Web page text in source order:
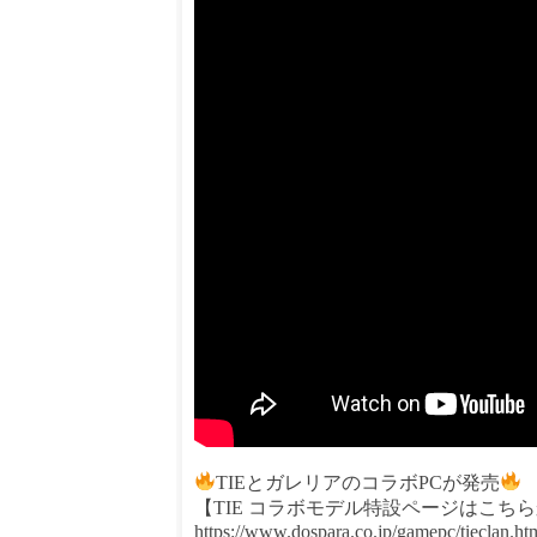
TIEとガレリアのコラボPCが発売
【TIE コラボモデル特設ページはこちら
https://www.dospara.co.jp/gamepc/